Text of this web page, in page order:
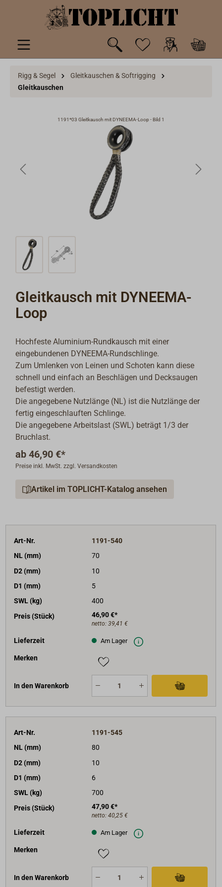
springen
Rigg & Segel
Gleitkauschen & Softrigging
Gleitkauschen
1191*03 Gleitkausch mit DYNEEMA-Loop - Bild 1
Gleitkausch mit DYNEEMA-
Loop
Hochfeste Aluminium-Rundkausch mit einer
eingebundenen DYNEEMA-Rundschlinge.
Zum Umlenken von Leinen und Schoten kann diese
schnell und einfach an Beschlägen und Decksaugen
befestigt werden.
Die angegebene Nutzlänge (NL) ist die Nutzlänge der
fertig eingeschlauften Schlinge.
Die angegebene Arbeitslast (SWL) beträgt 1/3 der
Bruchlast.
ab 46,90 €*
Preise inkl. MwSt. zzgl. Versandkosten
Artikel im TOPLICHT-Katalog ansehen
Art-Nr.
1191-540
NL (mm)
70
D2 (mm)
10
D1 (mm)
5
SWL (kg)
400
Preis (Stück)
46,90 €*
netto: 39,41 €
Lieferzeit Am Lager
Merken
In den Warenkorb
Art-Nr.
1191-545
NL (mm)
80
D2 (mm)
10
D1 (mm)
6
SWL (kg)
700
Preis (Stück)
47,90 €*
netto: 40,25 €
Lieferzeit Am Lager
Merken
In den Warenkorb